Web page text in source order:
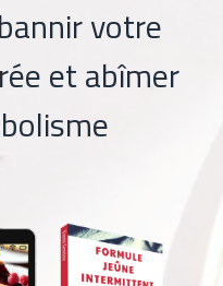
votre
et abîmer